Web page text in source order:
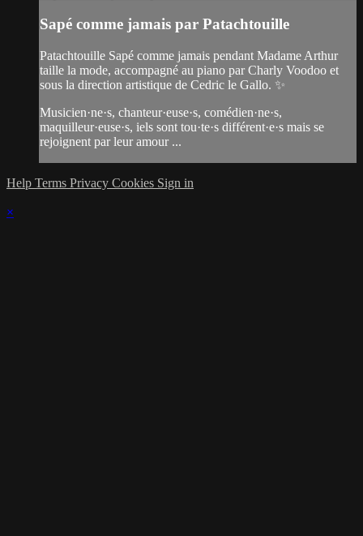
Sapé comme jamais par Patachtouille
Patachtouille Sapé comme jamais pendant Madame Arthur
taille la mode, accompagné au piano par Charly Voodoo et
sous la direction artistique de Cedric le Gallo. ✨
Musicien·ne·s, chanteur·euse·s, comédien·ne·s,
maquilleur·euse·s, iels sont tou·te·s différent·e·s mais se
rejoignent par leur amour ...
Help Terms Privacy Cookies Sign in
×